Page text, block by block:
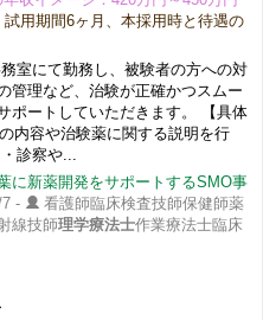
用期間6ヶ月、本採用時と待遇の
室にて勤務し、被験者の方への対
管理など、治験が正確かつスムー
ポートしていただきます。 【具体
内容や治験薬に関する説明を行
診察や...
に新薬開発をサポートするSMO事
-
看護師臨床検査技師保健師薬
線技師理学療法士作業療法士臨床